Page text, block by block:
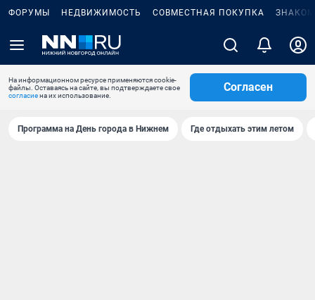
ФОРУМЫ НЕДВИЖИМОСТЬ СОВМЕСТНАЯ ПОКУПКА
На информационном ресурсе применяются cookie-
файлы. Оставаясь на сайте, вы подтверждаете свое
согласиена их использование.
Согласен
Программа на День города в Нижнем Где отдыхать этим летом